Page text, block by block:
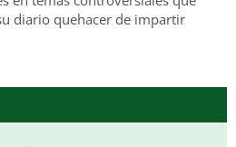
diario quehacer de impartir